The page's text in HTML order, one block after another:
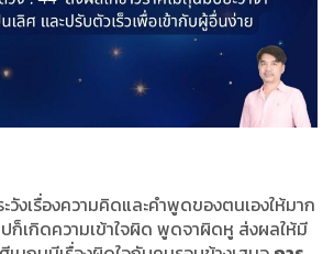
ะวังเรื่องความคิดและคำพูดของตนเองให้มาก
ปก็เกิดความเข้าใจผิด พูดจาผิดหู ส่งผลให้มี